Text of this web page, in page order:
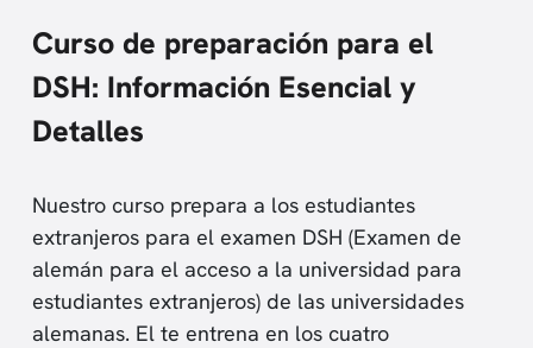
Curso de preparación para el
DSH: Información Esencial y
Detalles
Nuestro curso prepara a los estudiantes
extranjeros para el examen DSH (Examen de
alemán para el acceso a la universidad para
estudiantes extranjeros) de las universidades
alemanas. El te entrena en los cuatro